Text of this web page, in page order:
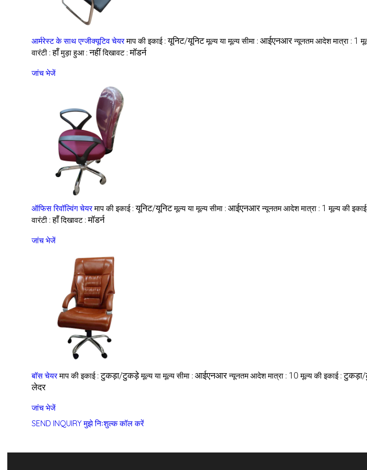
आर्मरेस्ट के साथ एग्जीक्यूटिव चेयर माप की इकाई :यूनिट/यूनिट मूल्य या मूल्य सीमा : आईएनआर न्यूनतम आदेश मात्रा : 1
वारंटी :हाँ मुड़ा हुआ :नहीं दिखावट :मॉडर्न
जांच भेजें
ऑफिस रिवॉल्विंग चेयर माप की इकाई :यूनिट/यूनिट मूल्य या मूल्य सीमा : आईएनआर न्यूनतम आदेश मात्रा : 1 मूल्य की
वारंटी :हाँ दिखावट :मॉडर्न
जांच भेजें
बॉस चेयर माप की इकाई :टुकड़ा/टुकड़े मूल्य या मूल्य सीमा : आईएनआर न्यूनतम आदेश मात्रा : 10 मूल्य की इकाई :
लेदर
जांच भेजें
SEND INQUIRY मुझे निःशुल्क कॉल करें